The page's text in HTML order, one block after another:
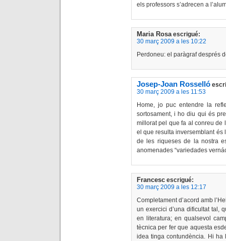
els professors s’adrecen a
Maria Rosa escrigué:
30 març 2009 a les 10:22
Perdoneu: el paràgraf després
Josep-Joan Rosselló
30 març 2009 a les 11:53
Home, jo puc entendre la
sortosament, i ho diu qui és
millorat pel que fa al conreu de
el que resulta inversemblant és
de les riqueses de la nostra
anomenades “variedades
Francesc escrigué:
30 març 2009 a les 12:17
Completament d’acord amb
un exercici d’una dificultat tal,
en literatura; en qualsevol
tècnica per fer que aquesta
idea tinga contundència. Hi ha